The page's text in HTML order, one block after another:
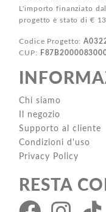
L'importo finanziato
progetto è stato di €
Codice Progetto:
CUP:
Chi siamo
Il negozio
Supporto al cliente
Condizioni d'uso
Privacy Policy
RESTA